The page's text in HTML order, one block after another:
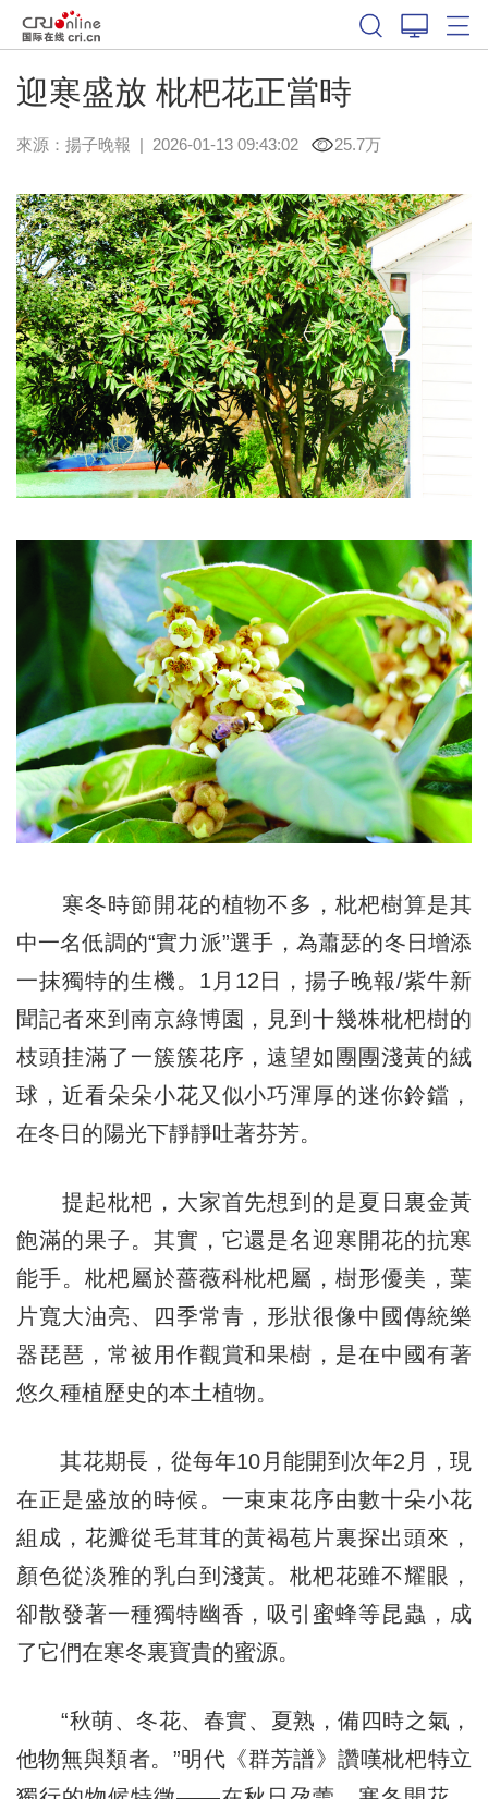
迎寒盛放 枇杷花正當時
來源： 揚子晚報 | 2026-01-13 09:43:02 25.7万
寒冬時節開花的植物不多，枇杷樹算是其
中一名低調的“實力派”選手，為蕭瑟的冬日增添
一抹獨特的生機。1月12日，揚子晚報/紫牛新
聞記者來到南京綠博園，見到十幾株枇杷樹的
枝頭挂滿了一簇簇花序，遠望如團團淺黃的絨
球，近看朵朵小花又似小巧渾厚的迷你鈴鐺，
在冬日的陽光下靜靜吐著芬芳。
提起枇杷，大家首先想到的是夏日裏金黃
飽滿的果子。其實，它還是名迎寒開花的抗寒
能手。枇杷屬於薔薇科枇杷屬，樹形優美，葉
片寬大油亮、四季常青，形狀很像中國傳統樂
器琵琶，常被用作觀賞和果樹，是在中國有著
悠久種植歷史的本土植物。
其花期長，從每年10月能開到次年2月，現
在正是盛放的時候。一束束花序由數十朵小花
組成，花瓣從毛茸茸的黃褐苞片裏探出頭來，
顏色從淡雅的乳白到淺黃。枇杷花雖不耀眼，
卻散發著一種獨特幽香，吸引蜜蜂等昆蟲，成
了它們在寒冬裏寶貴的蜜源。
“秋萌、冬花、春實、夏熟，備四時之氣，
他物無與類者。”明代《群芳譜》讚嘆枇杷特立